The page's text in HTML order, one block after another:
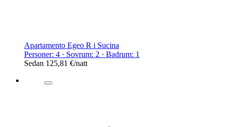
Apartamento Egeo R i Sucina
Personer: 4 · Sovrum: 2 · Badrum: 1
Sedan 125,81 €/natt